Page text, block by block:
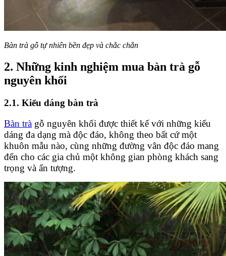
Bàn trà gỗ tự nhiên bền đẹp và chắc chắn
2. Những kinh nghiệm mua bàn trà gỗ
nguyên khối
2.1. Kiểu dáng bàn trà
Bàn trà gỗ nguyên khối được thiết kế với những kiểu
dáng đa dạng mà độc đáo, không theo bất cứ một
khuôn mẫu nào, cùng những đường vân độc đáo mang
đến cho các gia chủ một không gian phòng khách sang
trọng và ấn tượng.